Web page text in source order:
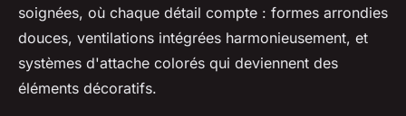
soignées, où chaque détail compte : formes arrondies
douces, ventilations intégrées harmonieusement, et
systèmes d'attache colorés qui deviennent des
éléments décoratifs.